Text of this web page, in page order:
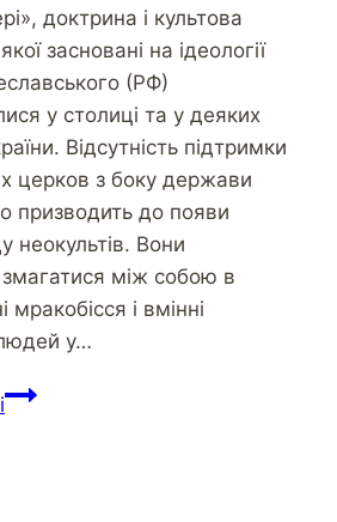
доктрина і культова
засновані на ідеології
(РФ)
у столиці та у деяких
Відсутність підтримки
церков з боку держави
призводить до появи
неокультів. Вони
між собою в
мракобісся і вмінні
у…